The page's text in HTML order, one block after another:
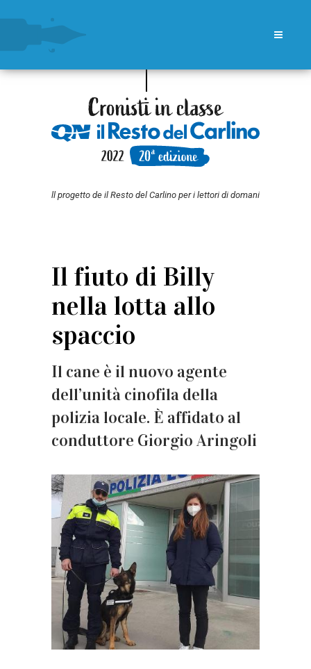
ll progetto de il Resto del Carlino per i lettori di domani
Il fiuto di Billy
nella lotta allo
spaccio
Il cane è il nuovo agente
dell’unità cinofila della
polizia locale. È affidato al
conduttore Giorgio Aringoli